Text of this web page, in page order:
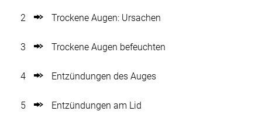
2 Trockene Augen: Ursachen
3 Trockene Augen befeuchten
4 Entzündungen des Auges
5 Entzündungen am Lid